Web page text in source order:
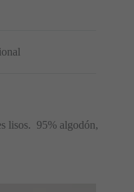
lisos. 95% algodón,